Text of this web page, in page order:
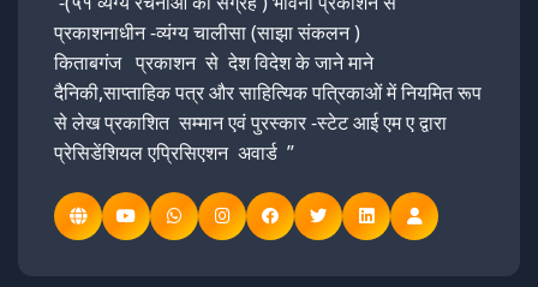
प्रकाशनाधीन -व्यंग्य चालीसा (साझा संकलन )
किताबगंज प्रकाशन से देश विदेश के जाने माने
दैनिकी,साप्ताहिक पत्र और साहित्यिक पत्रिकाओं में नियमित रूप
से लेख प्रकाशित सम्मान एवं पुरस्कार -स्टेट आई एम ए द्वारा
प्रेसिडेंशियल एप्रिसिएशन अवार्ड ”